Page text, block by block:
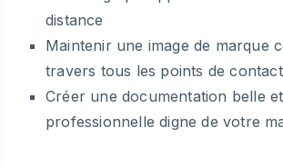
distance
Maintenir une image de marque
travers tous les points de
Créer une documentation belle et
professionnelle digne de votre